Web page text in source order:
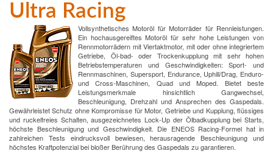
Ultra Racing
Vollsynthetisches Motoröl für Motorräder für Rennleistungen.
Ein hochausgereiftes Motoröl für sehr hohe Leistungen von
Rennmotorrädern mit Viertaktmotor, mit oder ohne integriertem
Getriebe, Öl-bad- oder Trockenkupplung mit sehr hohen
Betriebstemperaturen und Geschwindigkeiten: Sport- und
Rennmaschinen, Supersport, Endurance, Uphill/Drag, Enduro-
und Cross-Maschinen, Quad und Moped. Bietet beste
Leistungsmerkmale hinsichtlich Gangwechsel,
Beschleunigung, Drehzahl und Ansprechen des Gaspedals.
Gewährleistet Schutz ohne Kompromisse für Motor, Getriebe und Kupplung, flüssiges
und ruckelfreies Schalten, ausgezeichnetes Lock-Up der Ölbadkupplung bei Starts,
höchste Beschleunigung und Geschwindigkeit. Die ENEOS Racing-Formel hat in
zahlreichen Tests eindrucksvoll bewiesen, herausragende Beschleunigung und
höchstes Kraftpotenzial bei bloßer Berührung des Gaspedals zu garantieren.